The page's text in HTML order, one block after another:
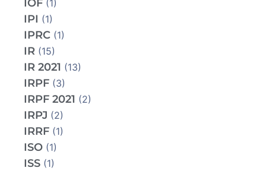
IOF (1)
IPI (1)
IPRC (1)
IR (15)
IR 2021 (13)
IRPF (3)
IRPF 2021 (2)
IRPJ (2)
IRRF (1)
ISO (1)
ISS (1)